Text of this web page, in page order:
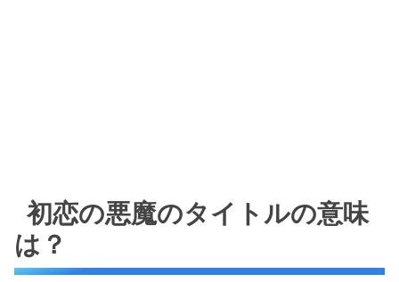
初恋の悪魔のタイトルの意味
は？